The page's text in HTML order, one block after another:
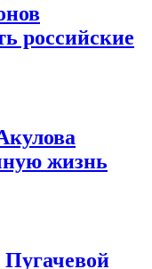
российские
жизнь
Пугачевой